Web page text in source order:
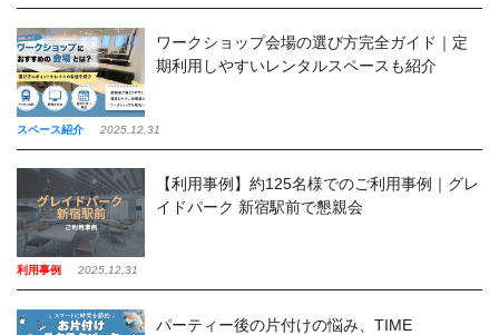
スペース紹介 2025,12,31
ワークショップ会場の選び方完全ガイド｜定
期利用しやすいレンタルスペースも紹介
利用事例 2025,12,31
【利用事例】約125名様でのご利用事例｜グレ
イドパーク 新宿駅前で懇親会
パーティー後の片付けの悩み、TIME